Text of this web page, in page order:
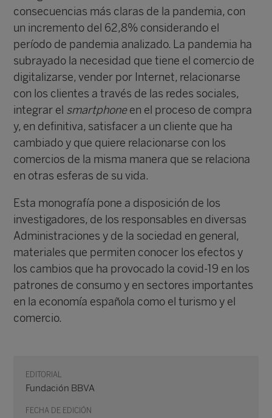
EDITORIAL
Fundación BBVA
FECHA DE EDICIÓN
consecuencias más claras de la pandemia, con
un incremento del 62,8% considerando el
período de pandemia analizado. La pandemia ha
subrayado la necesidad que tiene el comercio de
digitalizarse, vender por Internet, relacionarse
con los clientes a través de las redes sociales,
integrar el smartphoneen el proceso de compra
y, en definitiva, satisfacer a un cliente que ha
cambiado y que quiere relacionarse con los
comercios de la misma manera que se relaciona
en otras esferas de su vida.
Esta monografía pone a disposición de los
investigadores, de los responsables en diversas
Administraciones y de la sociedad en general,
materiales que permiten conocer los efectos y
los cambios que ha provocado la covid-19 en los
patrones de consumo y en sectores importantes
en la economía española como el turismo y el
comercio.